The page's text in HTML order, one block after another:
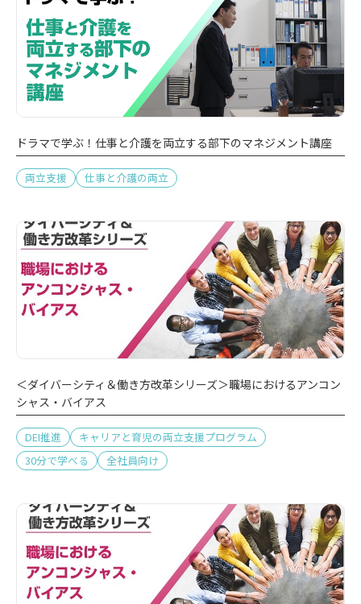
ドラマで学ぶ！仕事と介護を両立する部下のマネジメント講座
両立支援 仕事と介護の両立
＜ダイバーシティ＆働き方改革シリーズ＞職場におけるアンコン
シャス・バイアス
DEI推進
キャリアと育児の両立支援プログラム
30分で学べる
全社員向け